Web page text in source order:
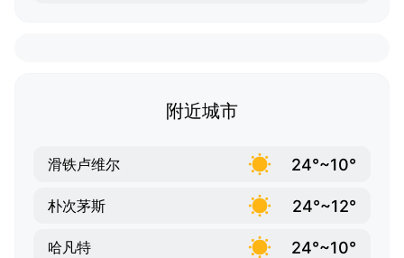
附近城市
滑铁卢维尔 24°~10°
朴次茅斯 24°~12°
哈凡特 24°~10°